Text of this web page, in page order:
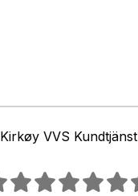
Kirkøy VVS Kundtjänst